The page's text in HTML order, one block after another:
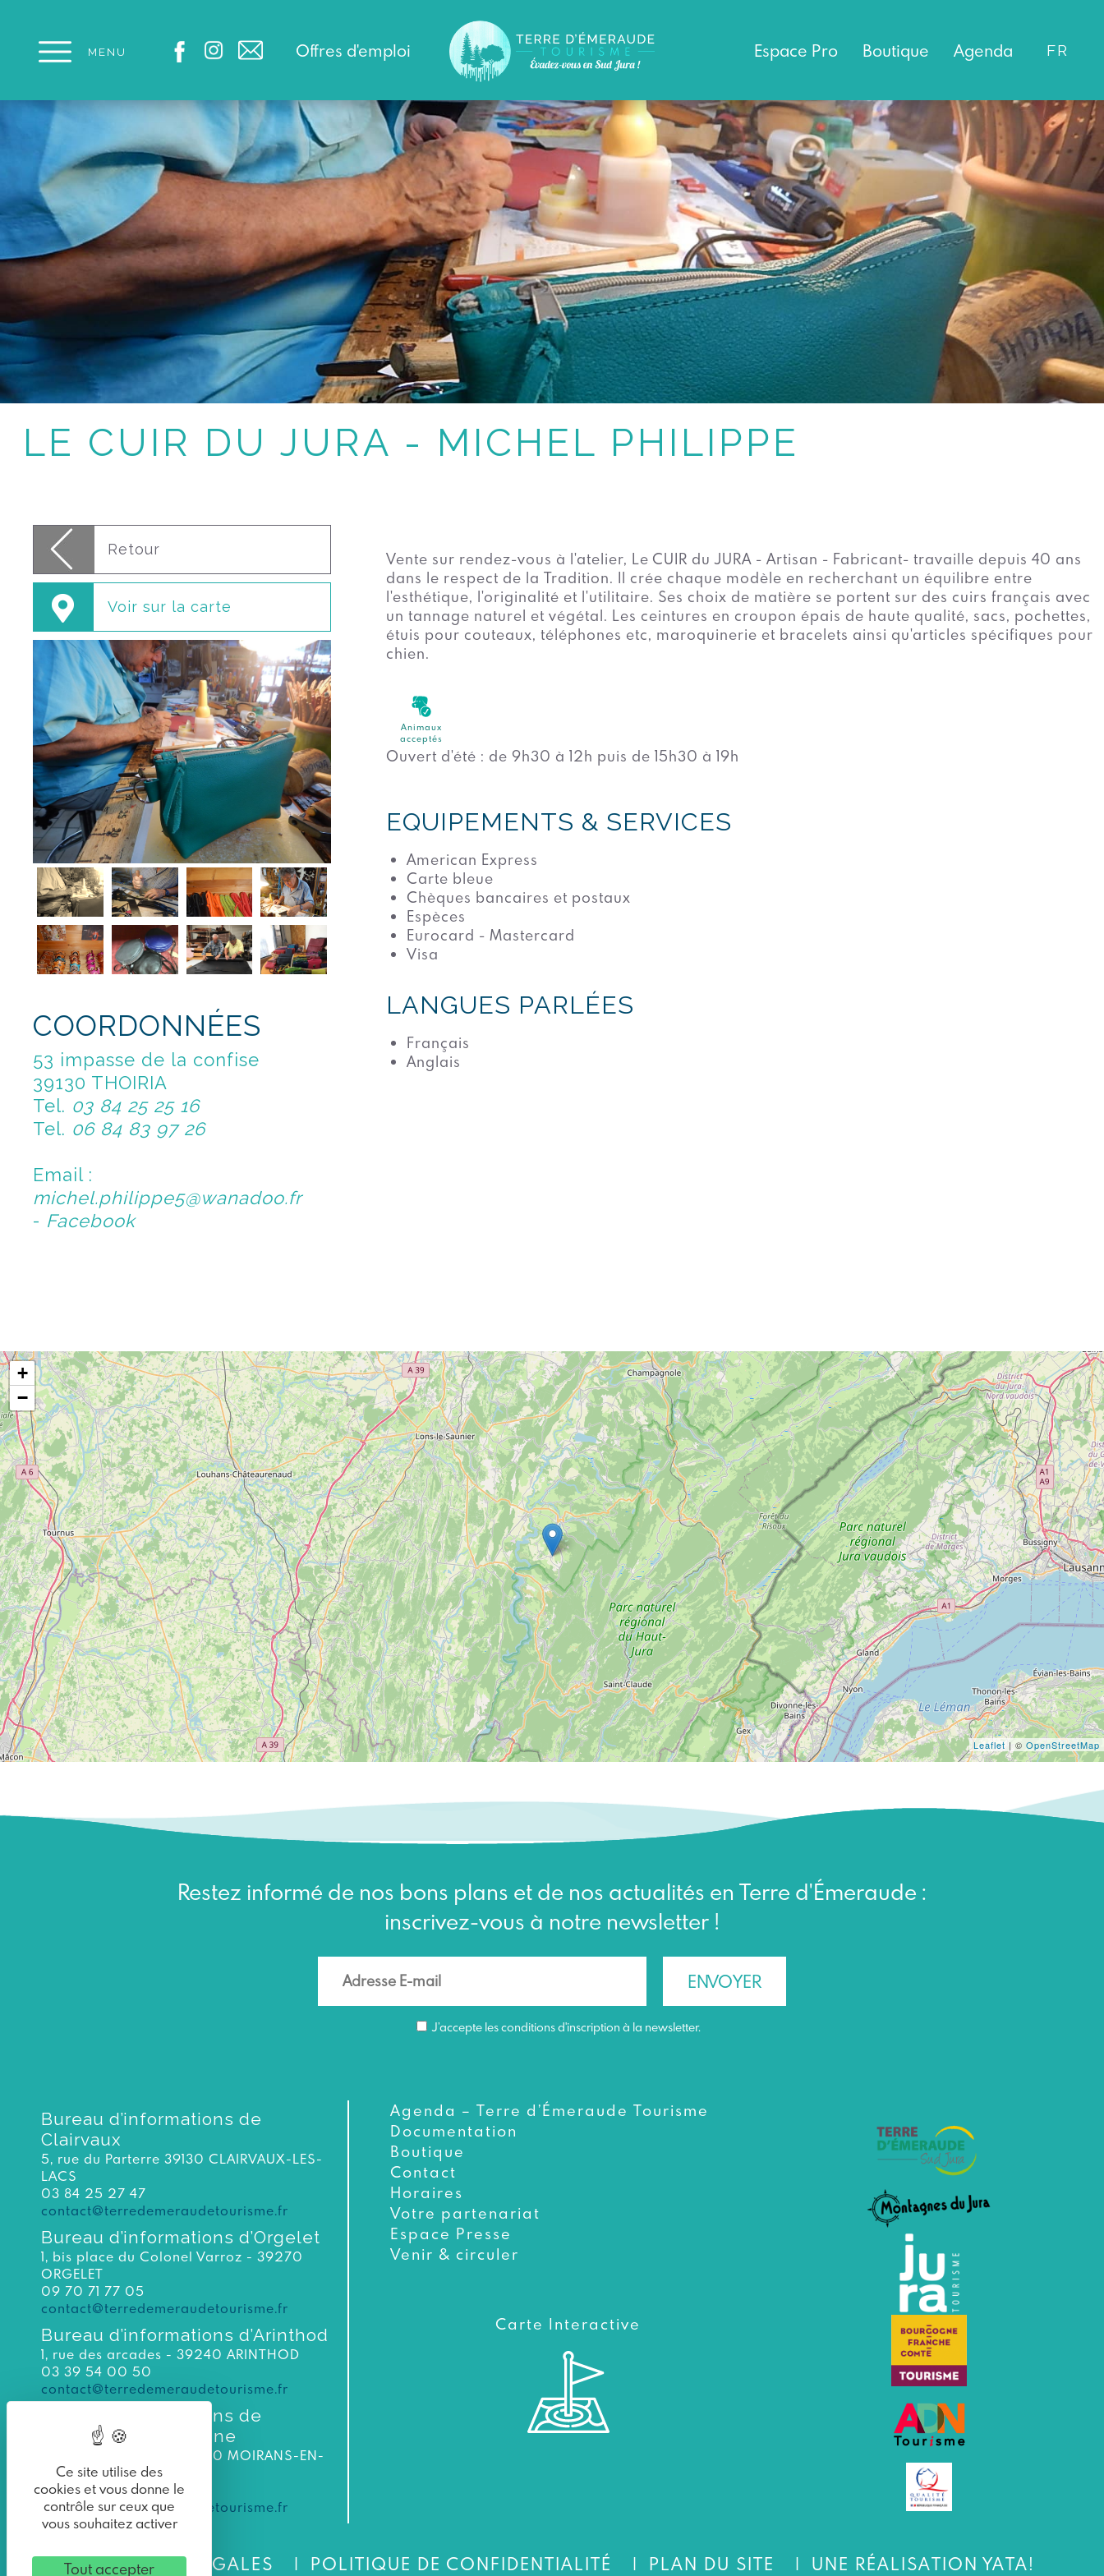
MENU Offres d'emploi FR
Agenda
Boutique
Espace Pro
LE CUIR DU JURA - MICHEL PHILIPPE
Retour
Voir sur la carte
COORDONNÉES
53 impasse de la confise
39130 THOIRIA
Tel. 03 84 25 25 16
Tel. 06 84 83 97 26
Email :
michel.philippe5@wanadoo.fr
- Facebook
Vente sur rendez-vous à l'atelier, Le CUIR du JURA - Artisan - Fabricant- travaille depuis 40 ans
dans le respect de la Tradition. Il crée chaque modèle en recherchant un équilibre entre
l'esthétique, l'originalité et l'utilitaire. Ses choix de matière se portent sur des cuirs français avec
un tannage naturel et végétal. Les ceintures en croupon épais de haute qualité, sacs, pochettes,
étuis pour couteaux, téléphones etc, maroquinerie et bracelets ainsi qu'articles spécifiques pour
chien.
Animaux
acceptés
Ouvert d'été : de 9h30 à 12h puis de 15h30 à 19h
EQUIPEMENTS & SERVICES
American Express
Carte bleue
Chèques bancaires et postaux
Espèces
Eurocard - Mastercard
Visa
LANGUES PARLÉES
Français
Anglais
+
−
Leaflet | © OpenStreetMap
Restez informé de nos bons plans et de nos actualités en Terre d'Émeraude :
inscrivez-vous à notre newsletter !
J’accepte les conditions d'inscription à la newsletter.
Bureau d’informations de
Clairvaux
5, rue du Parterre 39130 CLAIRVAUX-LES-
LACS
03 84 25 27 47
contact@terredemeraudetourisme.fr
Bureau d’informations d’Orgelet
1, bis place du Colonel Varroz - 39270
ORGELET
09 70 71 77 05
contact@terredemeraudetourisme.fr
Bureau d’informations d’Arinthod
1, rue des arcades - 39240 ARINTHOD
03 39 54 00 50
contact@terredemeraudetourisme.fr
Bureau d’informations de
Moirans-en-Montagne
3 bis rue du Murgin 39260 MOIRANS-EN-
MONTAGNE
Tél. : 03 84 42 31 57
contact@terredemeraudetourisme.fr
Agenda – Terre d’Émeraude Tourisme
Documentation
Boutique
Contact
Horaires
Votre partenariat
Espace Presse
Venir & circuler
Carte Interactive
MENTIONS LÉGALES POLITIQUE DE CONFIDENTIALITÉ PLAN DU SITE UNE RÉALISATION YATA!
Ce site utilise des
cookies et vous donne le
contrôle sur ceux que
vous souhaitez activer
Tout accepter